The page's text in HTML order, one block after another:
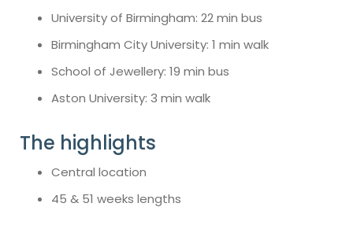
University of Birmingham: 22 min bus
Birmingham City University: 1 min walk
School of Jewellery: 19 min bus
Aston University: 3 min walk
The highlights
Central location
45 & 51 weeks lengths